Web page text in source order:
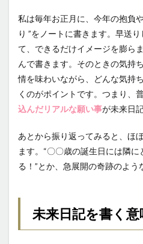
私は毎年お正月に、今年の抱負
り ”をノートに書きます。早送
て、できるだけイメージを膨ら
んで書きます。そのときの気持
情を味わいながら、どんな気持
くのがポイントです。つまり、
込んだリアルな願い事が未来日
あとから振り返ってみると、ほ
ます。“〇〇歳の誕生日には隣
る！”とか、急展開の奇跡のよう
未来日記を書く意